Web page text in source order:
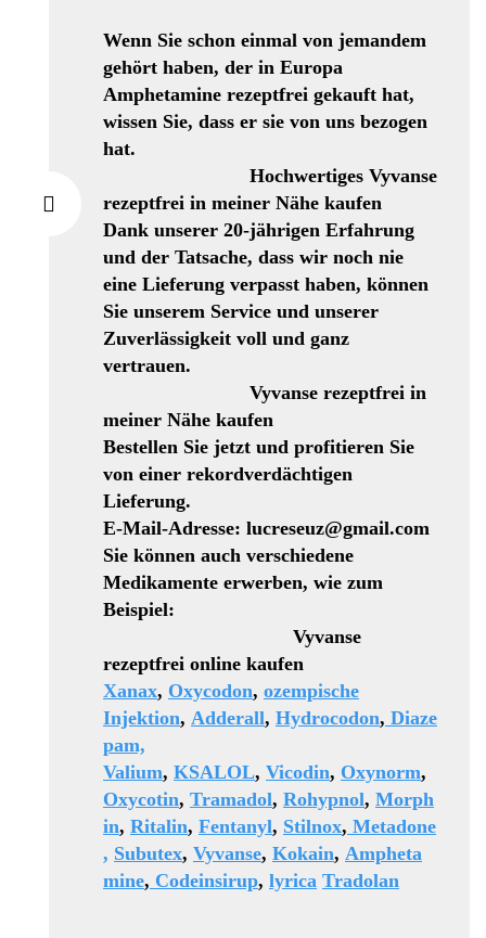
Wenn Sie schon einmal von jemandem
gehört haben, der in Europa
Amphetamine rezeptfrei gekauft hat,
wissen Sie, dass er sie von uns bezogen
hat.
Hochwertiges Vyvanse
rezeptfrei in meiner Nähe kaufen
Dank unserer 20-jährigen Erfahrung
und der Tatsache, dass wir noch nie
eine Lieferung verpasst haben, können
Sie unserem Service und unserer
Zuverlässigkeit voll und ganz
vertrauen.
Vyvanse rezeptfrei in
meiner Nähe kaufen
Bestellen Sie jetzt und profitieren Sie
von einer rekordverdächtigen
Lieferung.
E-Mail-Adresse: lucreseuz@gmail.com
Sie können auch verschiedene
Medikamente erwerben, wie zum
Beispiel:
Vyvanse
rezeptfrei online kaufen
Xanax, Oxycodon, ozempische
Injektion, Adderall, Hydrocodon, Diaze
pam,
Valium, KSALOL, Vicodin, Oxynorm,
Oxycotin, Tramadol, Rohypnol, Morph
in, Ritalin, Fentanyl, Stilnox, Metadone
, Subutex, Vyvanse, Kokain, Ampheta
mine, Codeinsirup, lyrica Tradolan